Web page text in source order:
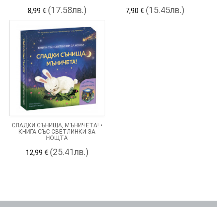
8,99 € (17.58лв.) 7,90 € (15.45лв.)
СЛАДКИ СЪНИЩА, МЪНИЧЕТА! •
КНИГА СЪС СВЕТЛИНКИ ЗА
НОЩТА
12,99 € (25.41лв.)